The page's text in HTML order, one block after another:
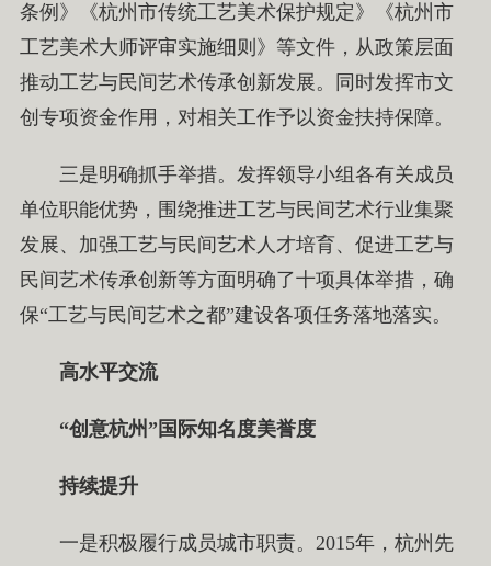
条例》《杭州市传统工艺美术保护规定》《杭州市
工艺美术大师评审实施细则》等文件，从政策层面
推动工艺与民间艺术传承创新发展。同时发挥市文
创专项资金作用，对相关工作予以资金扶持保障。
三是明确抓手举措。发挥领导小组各有关成员
单位职能优势，围绕推进工艺与民间艺术行业集聚
发展、加强工艺与民间艺术人才培育、促进工艺与
民间艺术传承创新等方面明确了十项具体举措，确
保“工艺与民间艺术之都”建设各项任务落地落实。
高水平交流
“创意杭州”国际知名度美誉度
持续提升
一是积极履行成员城市职责。2015年，杭州先